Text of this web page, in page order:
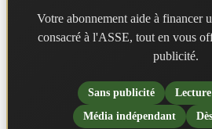
Votre abonnement aide à financer
consacré à l'ASSE, tout en vous
publicité.
Sans publicité
Média indépendant